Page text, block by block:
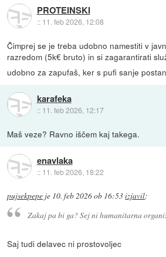
PROTEINSKI
:: 11. feb 2026, 12:08
Čimprej se je treba udobno namestiti v
razredom (5k€ bruto) in si zagarantirati
udobno za zapufaš, ker s pufi sanje
karafeka
:: 11. feb 2026, 12:17
Maš veze? Ravno iščem kaj takega.
enavlaka
:: 11. feb 2026, 18:22
pujsekpepe je 10. feb 2026 ob 16:53izjavil:
Zakaj pa bi ga? Sej ni humanitarna
Saj tudi delavec ni prostovoljec